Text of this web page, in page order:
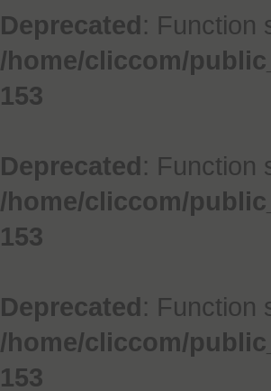
Deprecated: Function
/home/cliccom/
153
Deprecated: Function
/home/cliccom/
153
Deprecated: Function
/home/cliccom/
153